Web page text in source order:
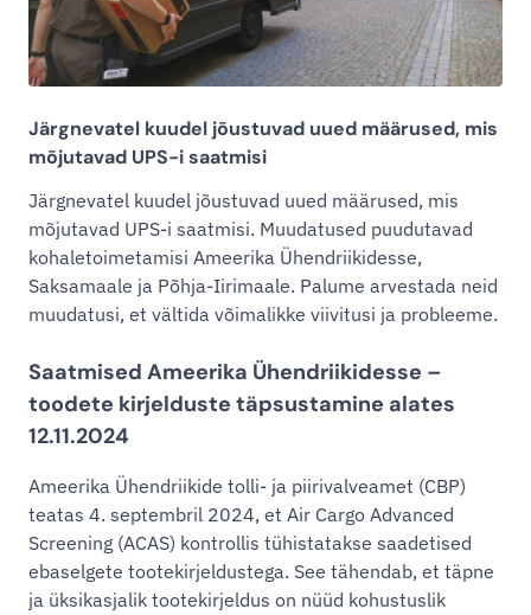
Järgnevatel kuudel jõustuvad uued määrused, mis
mõjutavad UPS-i saatmisi
Järgnevatel kuudel jõustuvad uued määrused, mis
mõjutavad UPS-i saatmisi. Muudatused puudutavad
kohaletoimetamisi Ameerika Ühendriikidesse,
Saksamaale ja Põhja-Iirimaale. Palume arvestada neid
muudatusi, et vältida võimalikke viivitusi ja probleeme.
Saatmised Ameerika Ühendriikidesse –
toodete kirjelduste täpsustamine alates
12.11.2024
Ameerika Ühendriikide tolli- ja piirivalveamet (CBP)
teatas 4. septembril 2024, et Air Cargo Advanced
Screening (ACAS) kontrollis tühistatakse saadetised
ebaselgete tootekirjeldustega. See tähendab, et täpne
ja üksikasjalik tootekirjeldus on nüüd kohustuslik